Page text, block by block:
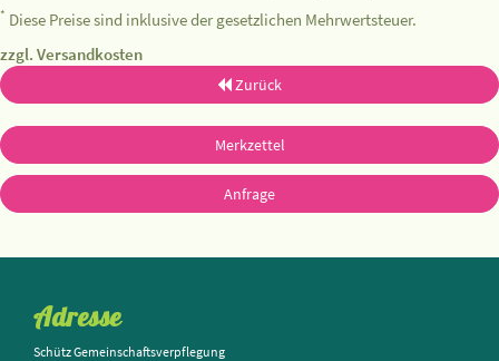
* Diese Preise sind inklusive der gesetzlichen Mehrwertsteuer.
zzgl. Versandkosten
Zurück
Merkzettel
Anfrage
Adresse
Schütz Gemeinschaftsverpflegung